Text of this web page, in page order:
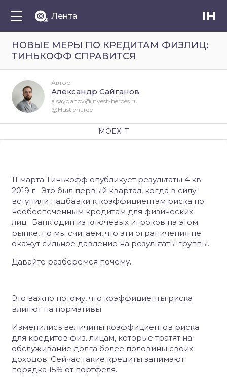
Лента IH
НОВЫЕ МЕРЫ ПО КРЕДИТАМ ФИЗЛИЦ:
ТИНЬКОФФ СПРАВИТСЯ
11 марта Тинькофф опубликует результаты 4 кв.
2019 г. Это был первый квартал, когда в силу
вступили надбавки к коэффициентам риска по
необеспеченным кредитам для физических
лиц. Банк один из ключевых игроков на этом
рынке, но мы считаем, что эти ограничения не
окажут сильное давление на результаты группы.
Давайте разберемся почему.
Это важно потому, что коэффициенты риска
влияют на нормативы
Изменились величины коэффициентов риска
для кредитов физ. лицам, которые тратят на
обслуживание долга более половины своих
доходов. Сейчас такие кредиты занимают
порядка 15% от портфеля.
Автор
Александр Сайганов
a.sayganov@invest-heroes.ru
@Hustleharde
MOEX: T